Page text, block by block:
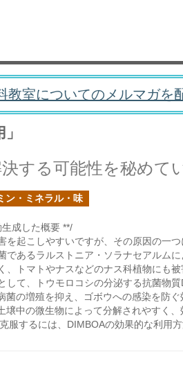
教室についてのメルマガを
ン・ミネラル・味
生成した概要 **/
を起こしやすいですが、その原因の一つ
であるラルストニア・ソラナセアルムに
、トマトやナスなどのナス科植物にも
して、トウモロコシの分泌する抗菌物質
菌の増殖を抑え、ゴボウへの感染を防
壌中の微生物によって分解されやすく
服するには、DIMBOAの効果的な利用